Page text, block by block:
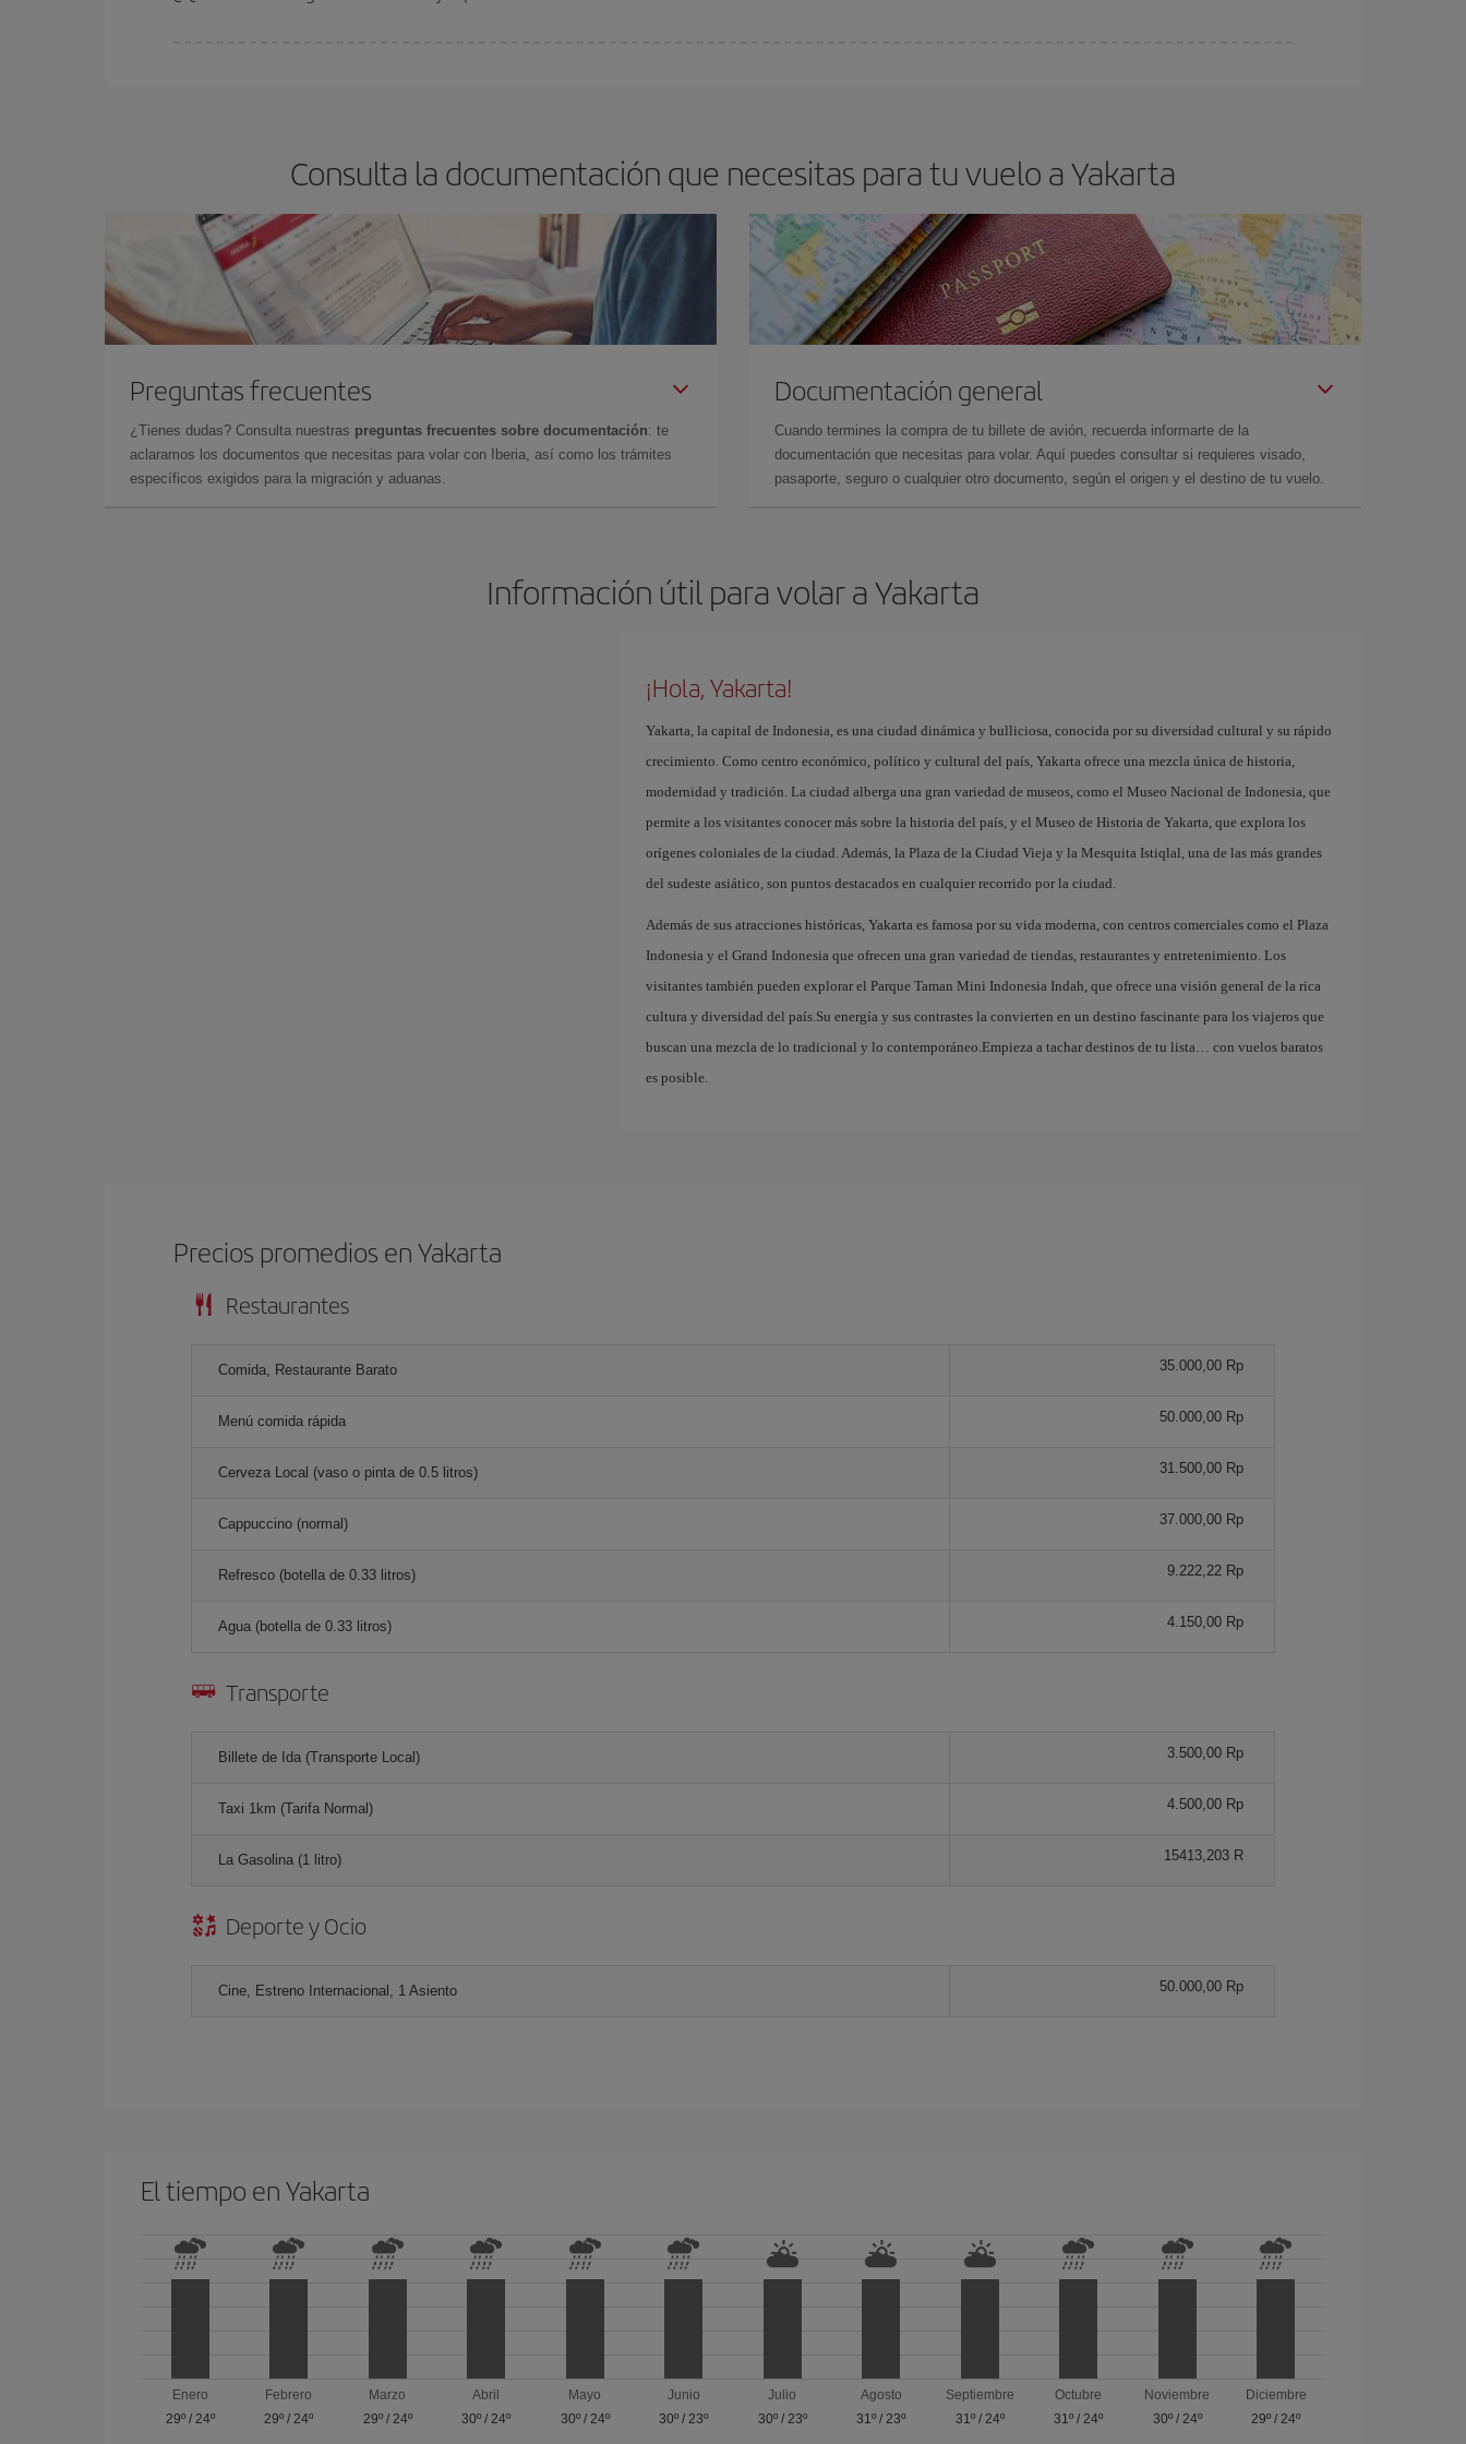
Consulta la documentación que necesitas para tu vuelo a Yakarta
Preguntas frecuentes
¿Tienes dudas? Consulta nuestras preguntas frecuentes sobre documentación: te
aclaramos los documentos que necesitas para volar con Iberia, así como los trámites
específicos exigidos para la migración y aduanas.
Documentación general
Cuando termines la compra de tu billete de avión, recuerda informarte de la
documentación que necesitas para volar. Aquí puedes consultar si requieres visado,
pasaporte, seguro o cualquier otro documento, según el origen y el destino de tu vuelo.
Información útil para volar a Yakarta
¡Hola, Yakarta!
Yakarta, la capital de Indonesia, es una ciudad dinámica y bulliciosa, conocida por su diversidad cultural y su rápido
crecimiento. Como centro económico, político y cultural del país, Yakarta ofrece una mezcla única de historia,
modernidad y tradición. La ciudad alberga una gran variedad de museos, como el Museo Nacional de Indonesia, que
permite a los visitantes conocer más sobre la historia del país, y el Museo de Historia de Yakarta, que explora los
orígenes coloniales de la ciudad. Además, la Plaza de la Ciudad Vieja y la Mesquita Istiqlal, una de las más grandes
del sudeste asiático, son puntos destacados en cualquier recorrido por la ciudad.
Además de sus atracciones históricas, Yakarta es famosa por su vida moderna, con centros comerciales como el Plaza
Indonesia y el Grand Indonesia que ofrecen una gran variedad de tiendas, restaurantes y entretenimiento. Los
visitantes también pueden explorar el Parque Taman Mini Indonesia Indah, que ofrece una visión general de la rica
cultura y diversidad del país.Su energía y sus contrastes la convierten en un destino fascinante para los viajeros que
buscan una mezcla de lo tradicional y lo contemporáneo.Empieza a tachar destinos de tu lista… con vuelos baratos
es posible.
Precios promedios en Yakarta
Restaurantes
Comida, Restaurante Barato 35.000,00 Rp
Menú comida rápida 50.000,00 Rp
Cerveza Local (vaso o pinta de 0.5 litros) 31.500,00 Rp
Cappuccino (normal) 37.000,00 Rp
Refresco (botella de 0.33 litros) 9.222,22 Rp
Agua (botella de 0.33 litros) 4.150,00 Rp
Transporte
Billete de Ida (Transporte Local) 3.500,00 Rp
Taxi 1km (Tarifa Normal) 4.500,00 Rp
La Gasolina (1 litro) 15413,203 R
Deporte y Ocio
Cine, Estreno Internacional, 1 Asiento 50.000,00 Rp
El tiempo en Yakarta
Enero
29º/ 24º
Febrero
29º / 24º
Marzo
29º/ 24º
Abril
30º / 24º
Mayo
30º/ 24º
Junio
30º / 23º
Julio
30º/ 23º
Agosto
31º / 23º
Septiembre
31º/ 24º
Octubre
31º / 24º
Noviembre
30º/ 24º
Diciembre
29º / 24º